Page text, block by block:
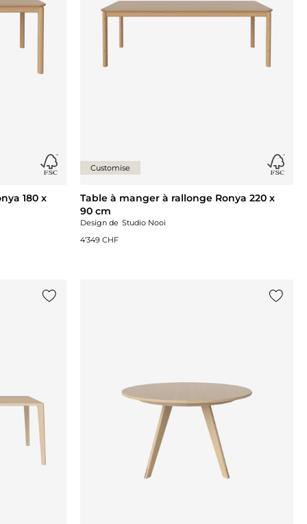
180 x
Customise
Table à manger à rallonge Ronya 220 x
90 cm
Design de Studio Nooi
4'349 CHF